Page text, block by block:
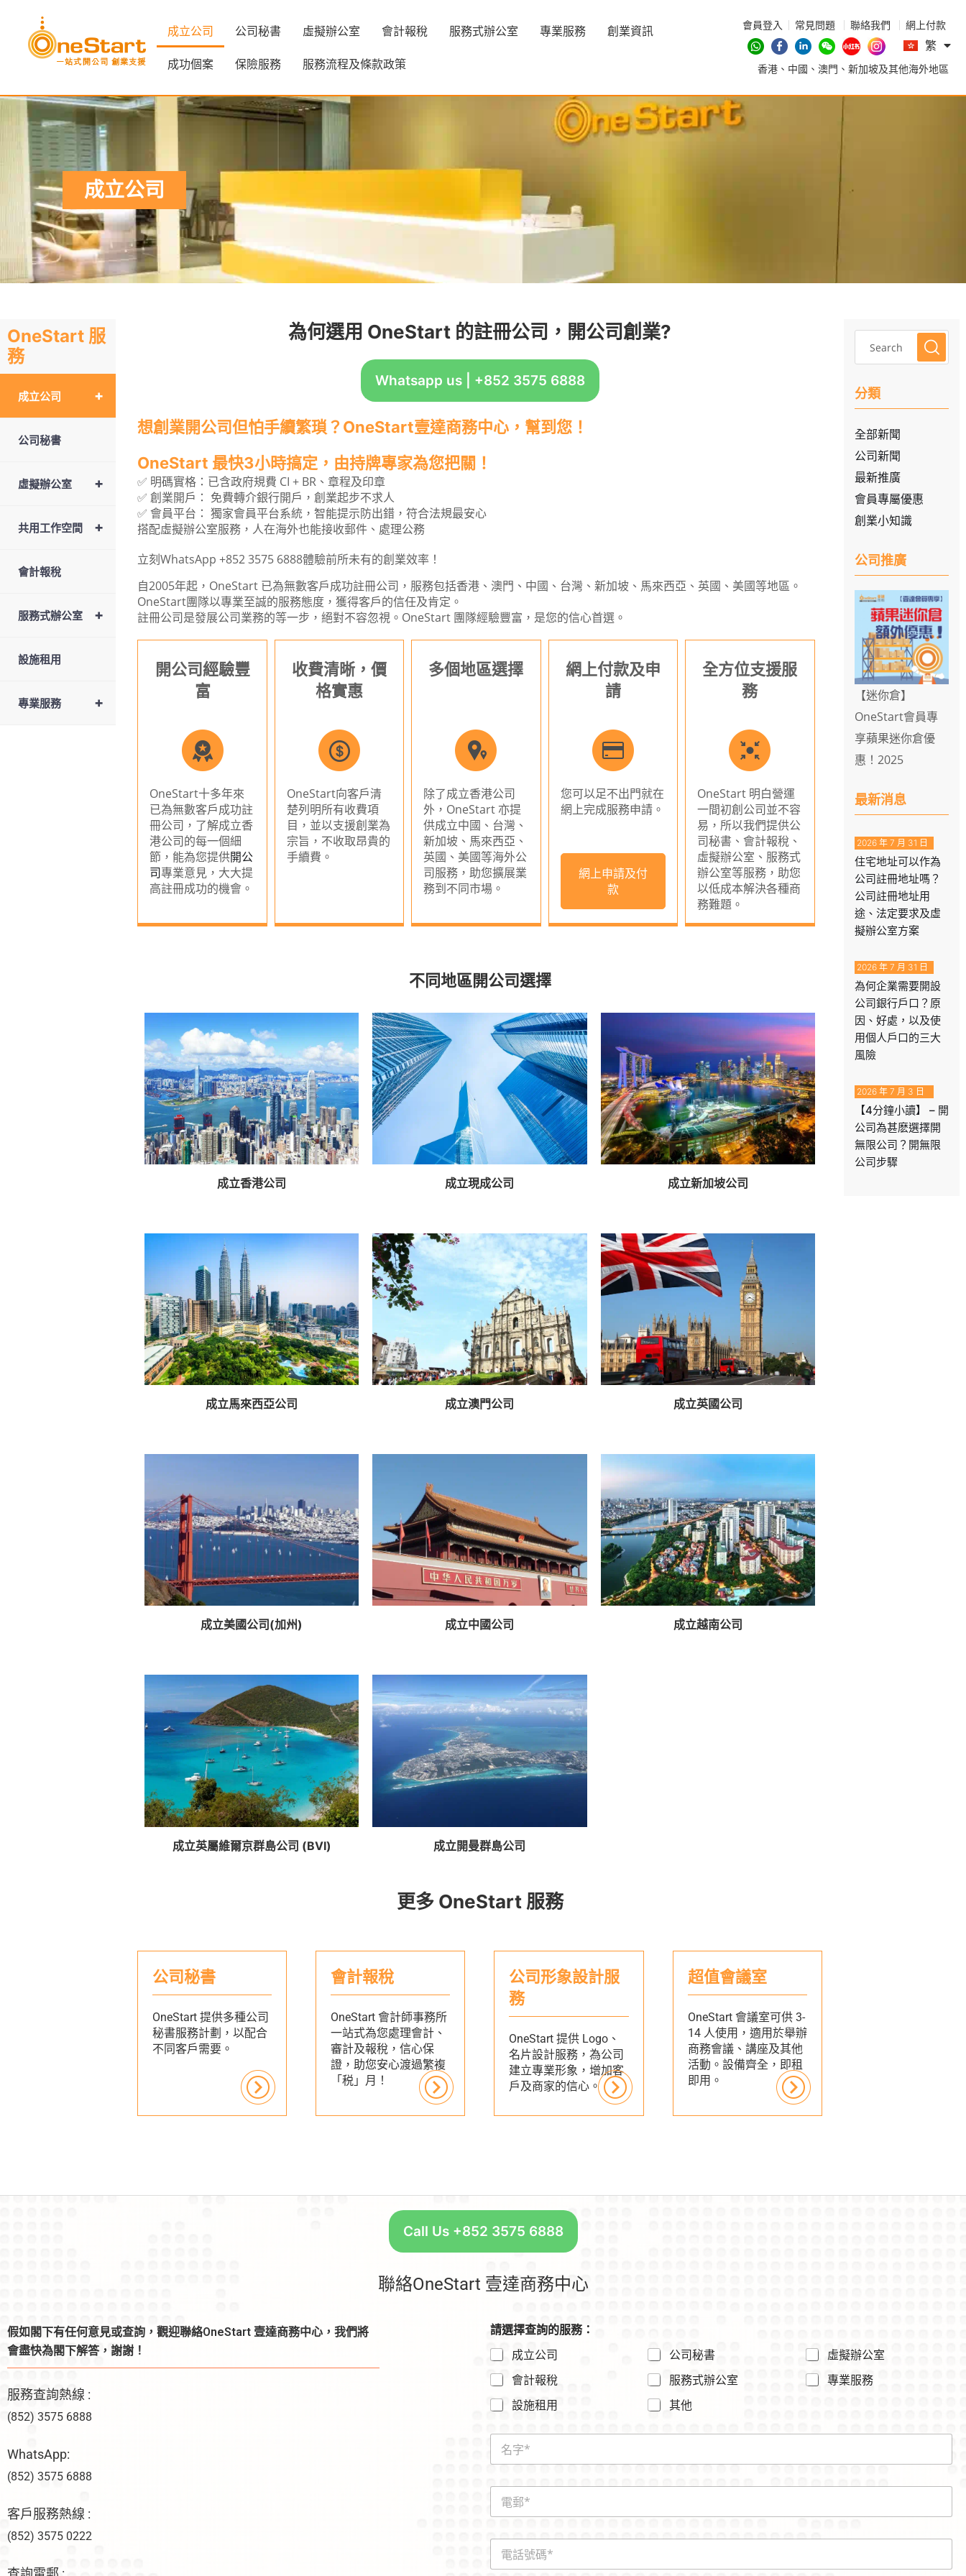
成立公司 公司秘書 虛擬辦公室 會計報稅 服務式辦公室 專業服務 創業資訊
成功個案 保險服務 服務流程及條款政策
會員登入 常見問題 聯絡我們 網上付款
繁
En
简
香港、中國、澳門、新加坡及其他海外地區
成立公司
OneStart 服
務
+
成立公司
公司秘書
+
虛擬辦公室
+
共用工作空間
會計報稅
+
服務式辦公室
設施租用
+
專業服務
為何選用 OneStart 的註冊公司，開公司創業?
Whatsapp us | +852 3575 6888
想創業開公司但怕手續繁瑣？OneStart壹達商務中心，幫到您！
OneStart 最快3小時搞定，由持牌專家為您把關！
✅ 明碼實格：已含政府規費 CI + BR、章程及印章
✅ 創業開戶： 免費轉介銀行開戶，創業起步不求人
✅ 會員平台： 獨家會員平台系統，智能提示防出錯，符合法規最安心
搭配虛擬辦公室服務，人在海外也能接收郵件、處理公務
立刻WhatsApp +852 3575 6888體驗前所未有的創業效率！
自2005年起，OneStart 已為無數客戶成功註冊公司，服務包括香港、澳門、中國、台灣、新加坡、馬來西亞、英國、美國等地區。
OneStart團隊以專業至誠的服務態度，獲得客戶的信任及肯定。
註冊公司是發展公司業務的等一步，絕對不容忽視。OneStart 團隊經驗豐富，是您的信心首選。
開公司經驗豐
富
OneStart十多年來
已為無數客戶成功註
冊公司，了解成立香
港公司的每一個細
節，能為您提供開公
司專業意見，大大提
高註冊成功的機會。
收費清晰，價
格實惠
OneStart向客戶清
楚列明所有收費項
目，並以支援創業為
宗旨，不收取昂貴的
手續費。
多個地區選擇
除了成立香港公司
外，OneStart 亦提
供成立中國、台灣、
新加坡、馬來西亞、
英國、美國等海外公
司服務，助您擴展業
務到不同市場。
網上付款及申
請
您可以足不出門就在
網上完成服務申請。
網上申請及付
款
全方位支援服
務
OneStart 明白營運
一間初創公司並不容
易，所以我們提供公
司秘書、會計報稅、
虛擬辦公室、服務式
辦公室等服務，助您
以低成本解決各種商
務難題。
不同地區開公司選擇
成立香港公司 成立現成公司 成立新加坡公司
成立馬來西亞公司 成立澳門公司 成立英國公司
成立美國公司(加州) 成立中國公司 成立越南公司
成立英屬維爾京群島公司 (BVI) 成立開曼群島公司
更多 OneStart 服務
公司秘書
OneStart 提供多種公司
秘書服務計劃，以配合
不同客戶需要。
會計報稅
OneStart 會計師事務所
一站式為您處理會計、
審計及報稅，信心保
證，助您安心渡過繁複
「税」月！
公司形象設計服
務
OneStart 提供 Logo、
名片設計服務，為公司
建立專業形象，增加客
戶及商家的信心。
超值會議室
OneStart 會議室可供 3-
14 人使用，適用於舉辦
商務會議、講座及其他
活動。設備齊全，即租
即用。
分類
全部新聞
公司新聞
最新推廣
會員專屬優惠
創業小知識
公司推廣
【迷你倉】
OneStart會員專
享蘋果迷你倉優
惠！2025
最新消息
住宅地址可以作為
公司註冊地址嗎？
公司註冊地址用
途、法定要求及虛
擬辦公室方案
2026 年 7 月 31 日
為何企業需要開設
公司銀行戶口？原
因、好處，以及使
用個人戶口的三大
風險
2026 年 7 月 31 日
【4分鐘小讀】 – 開
公司為甚麽選擇開
無限公司？開無限
公司步驟
2026 年 7 月 3 日
Call Us +852 3575 6888
聯絡OneStart 壹達商務中心
假如閣下有任何意見或查詢，觀迎聯絡OneStart 壹達商務中心，我們將
會盡快為閣下解答，謝謝！
服務查詢熱線 :
(852) 3575 6888
WhatsApp:
(852) 3575 6888
客戶服務熱線 :
(852) 3575 0222
請選擇查詢的服務：
成立公司
公司秘書
虛擬辦公室
會計報稅
服務式辦公室
專業服務
設施租用
其他
N
m
E
a
電
號